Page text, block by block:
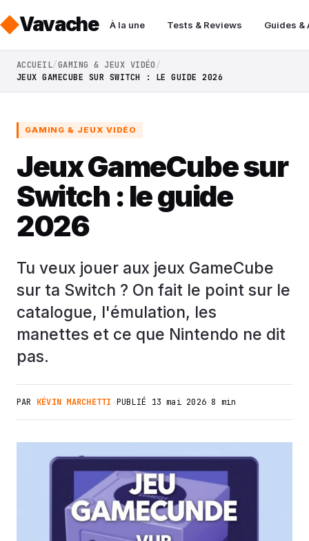
Vavache À la une Tests & Reviews Guides &
ACCUEIL GAMING & JEUX VIDÉO
JEUX GAMECUBE SUR SWITCH : LE GUIDE 2026
GAMING & JEUX VIDÉO
Jeux GameCube sur
Switch : le guide
2026
Tu veux jouer aux jeux GameCube
sur ta Switch ? On fait le point sur le
catalogue, l'émulation, les
manettes et ce que Nintendo ne dit
pas.
PAR KÉVIN MARCHETTI ·PUBLIÉ 13 mai 2026·8 min